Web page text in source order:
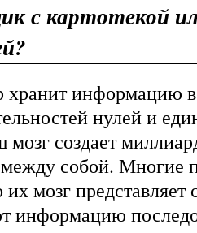
с картотекой
информацию
нулей и
создает
собой. Многие
их мозг
информацию